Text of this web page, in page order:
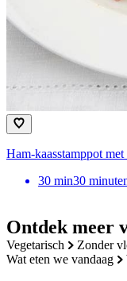
Ontdek meer
vegetarisch zonder
wat eten we vandaag
Ham-kaasstamppot met
30 min30